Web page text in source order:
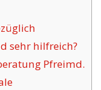
sehr hilfreich?
Pfreimd.